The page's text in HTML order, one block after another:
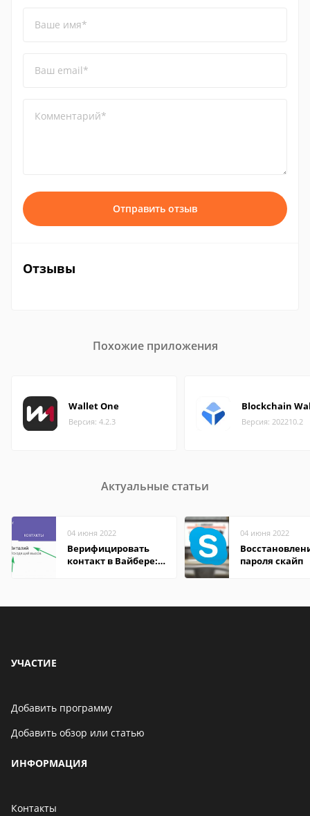
Ваше имя*
Ваш email*
Комментарий*
Отправить отзыв
Отзывы
Похожие приложения
Wallet One
Версия: 4.2.3
Blockchain
Версия: 202210.2
Актуальные статьи
04 июня 2022
Верифицировать
контакт в Вайбере:
04 июня 2022
пароля скайп
УЧАСТИЕ
Добавить программу
Добавить обзор или статью
ИНФОРМАЦИЯ
Контакты